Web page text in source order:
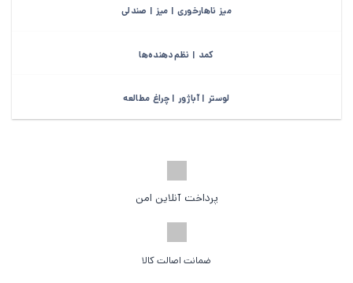
میز ناهارخوری | میز | صندلی
کمد | نظم‌دهنده‌ها
لوستر | آباژور | چراغ مطالعه
پرداخت آنلاین امن
ضمانت اصالت کالا